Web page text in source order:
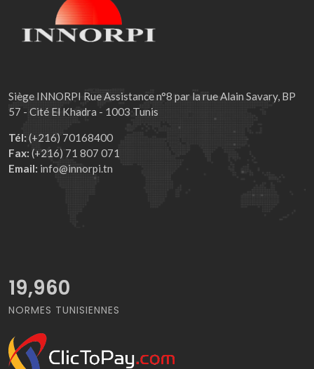
Siège INNORPI Rue Assistance n°8 par la rue Alain Savary, BP
57 - Cité El Khadra - 1003 Tunis
Tél: (+216) 70168400
Fax: (+216) 71 807 071
Email: info@innorpi.tn
21,245
NORMES TUNISIENNES